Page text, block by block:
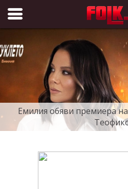
Folk.bg
Емилия обяви премиера